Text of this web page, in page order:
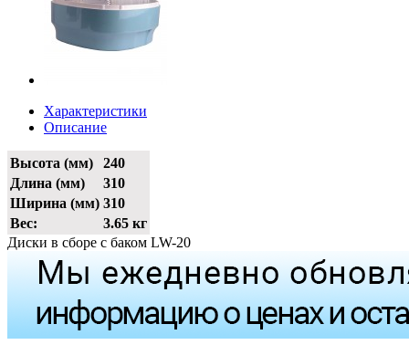
Характеристики
Описание
Высота (мм)
240
Длина (мм)
310
Ширина (мм) 310
Вес:
3.65 кг
Диски в сборе с баком LW-20